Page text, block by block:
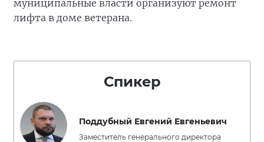
муниципальные власти организуют ремонт
лифта в доме ветерана.
Спикер
Поддубный Евгений Евгеньевич
Заместитель генерального директора